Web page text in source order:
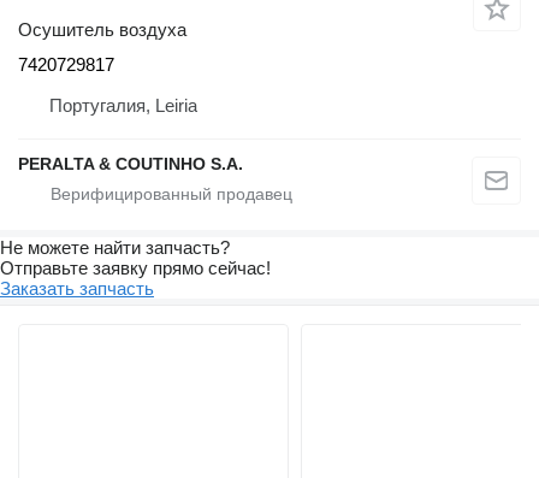
Осушитель воздуха
7420729817
Португалия, Leiria
PERALTA & COUTINHO S.A.
Не можете найти запчасть?
Отправьте заявку прямо сейчас!
Заказать запчасть